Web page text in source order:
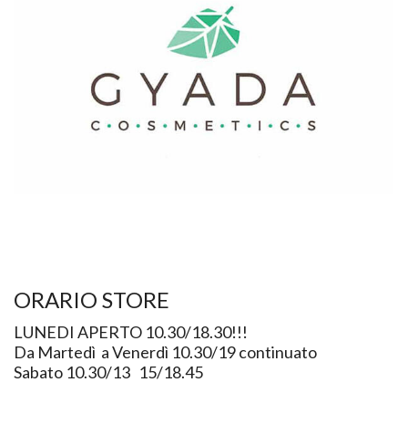
ORARIO STORE
LUNEDI APERTO 10.30/18.30!!!
Da Martedì a Venerdì 10.30/19 continuato
Sabato 10.30/13 15/18.45